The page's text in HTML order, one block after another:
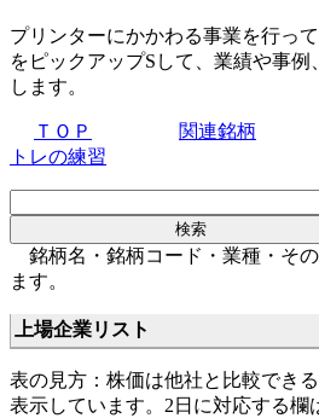
プリンターにかかわる事業を行っ
をピックアップSして、業績や事
します。
ＴＯＰ 関連銘柄
トレの練習
銘柄名・銘柄コード・業種・そ
ます。
上場企業リスト
表の見方：株価は他社と比較でき
表示しています。2日に対応する欄